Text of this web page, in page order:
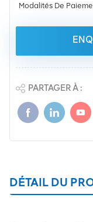
Modalités De
PARTAGER À :
DÉTAIL DU